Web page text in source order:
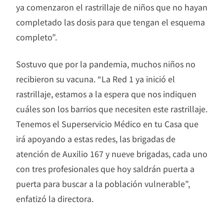
ya comenzaron el rastrillaje de niños que no hayan
completado las dosis para que tengan el esquema
completo”.
Sostuvo que por la pandemia, muchos niños no
recibieron su vacuna. “La Red 1 ya inició el
rastrillaje, estamos a la espera que nos indiquen
cuáles son los barrios que necesiten este rastrillaje.
Tenemos el Superservicio Médico en tu Casa que
irá apoyando a estas redes, las brigadas de
atención de Auxilio 167 y nueve brigadas, cada uno
con tres profesionales que hoy saldrán puerta a
puerta para buscar a la población vulnerable”,
enfatizó la directora.